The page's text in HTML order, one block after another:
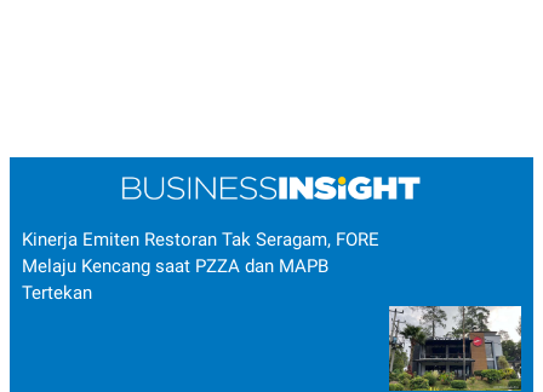
Kinerja Emiten Restoran Tak Seragam, FORE
Melaju Kencang saat PZZA dan MAPB
Tertekan